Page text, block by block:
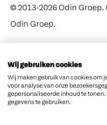
© 2013-2026 Odin
Odin Groep.
Voorwaarden Privacy
Wij gebruiken cookies
Wij maken gebruik van cookies om
voor analyse van onze
gepersonaliseerde inhoud te
gegevens te gebruiken.